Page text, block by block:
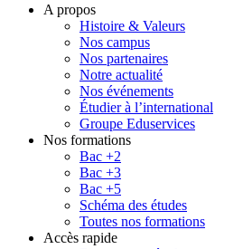
A propos
Histoire & Valeurs
Nos campus
Nos partenaires
Notre actualité
Nos événements
Étudier à l’international
Groupe Eduservices
Nos formations
Bac +2
Bac +3
Bac +5
Schéma des études
Toutes nos formations
Accès rapide